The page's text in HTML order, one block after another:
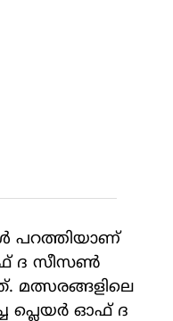
പറത്തിയാണ്
ദ സീസൺ
മത്സരങ്ങളിലെ
പ്ലെയർ ഓഫ് ദ